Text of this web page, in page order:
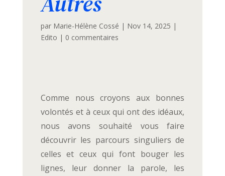
par Marie-Hélène Cossé | Nov 14, 2025 |
Edito | 0 commentaires
Comme nous croyons aux bonnes
volontés et à ceux qui ont des idéaux,
nous avons souhaité vous faire
découvrir les parcours singuliers de
celles et ceux qui font bouger les
lignes, leur donner la parole, les